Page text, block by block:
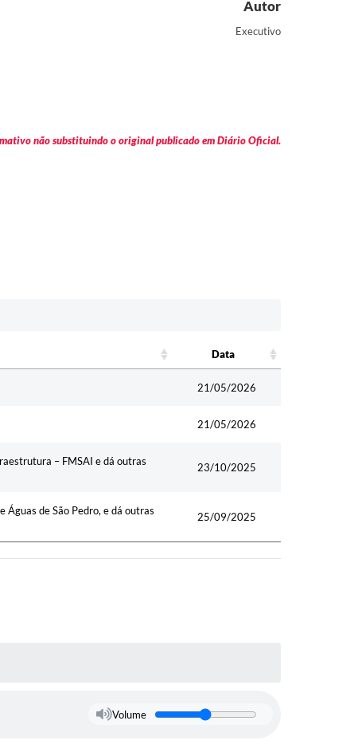
Autor
Executivo
não substituindo o original publicado em Diário Oficial.
Data
21/05/2026
21/05/2026
– FMSAI e dá outras
23/10/2025
Águas de São Pedro, e dá outras
25/09/2025
Volume